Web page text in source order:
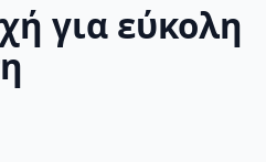
για εύκολη